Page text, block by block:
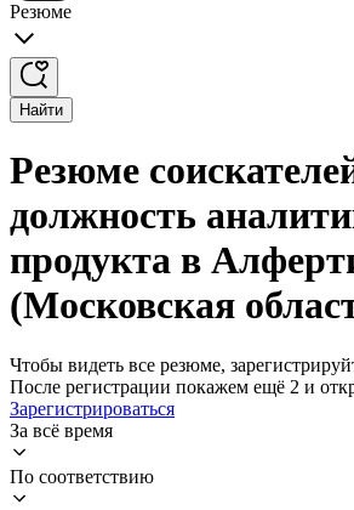
Резюме
Найти
Резюме
должность
продукта в
(Московская
Чтобы видеть все резюме,
После регистрации покажем ещё 2 и
Зарегистрироваться
За всё время
По соответствию